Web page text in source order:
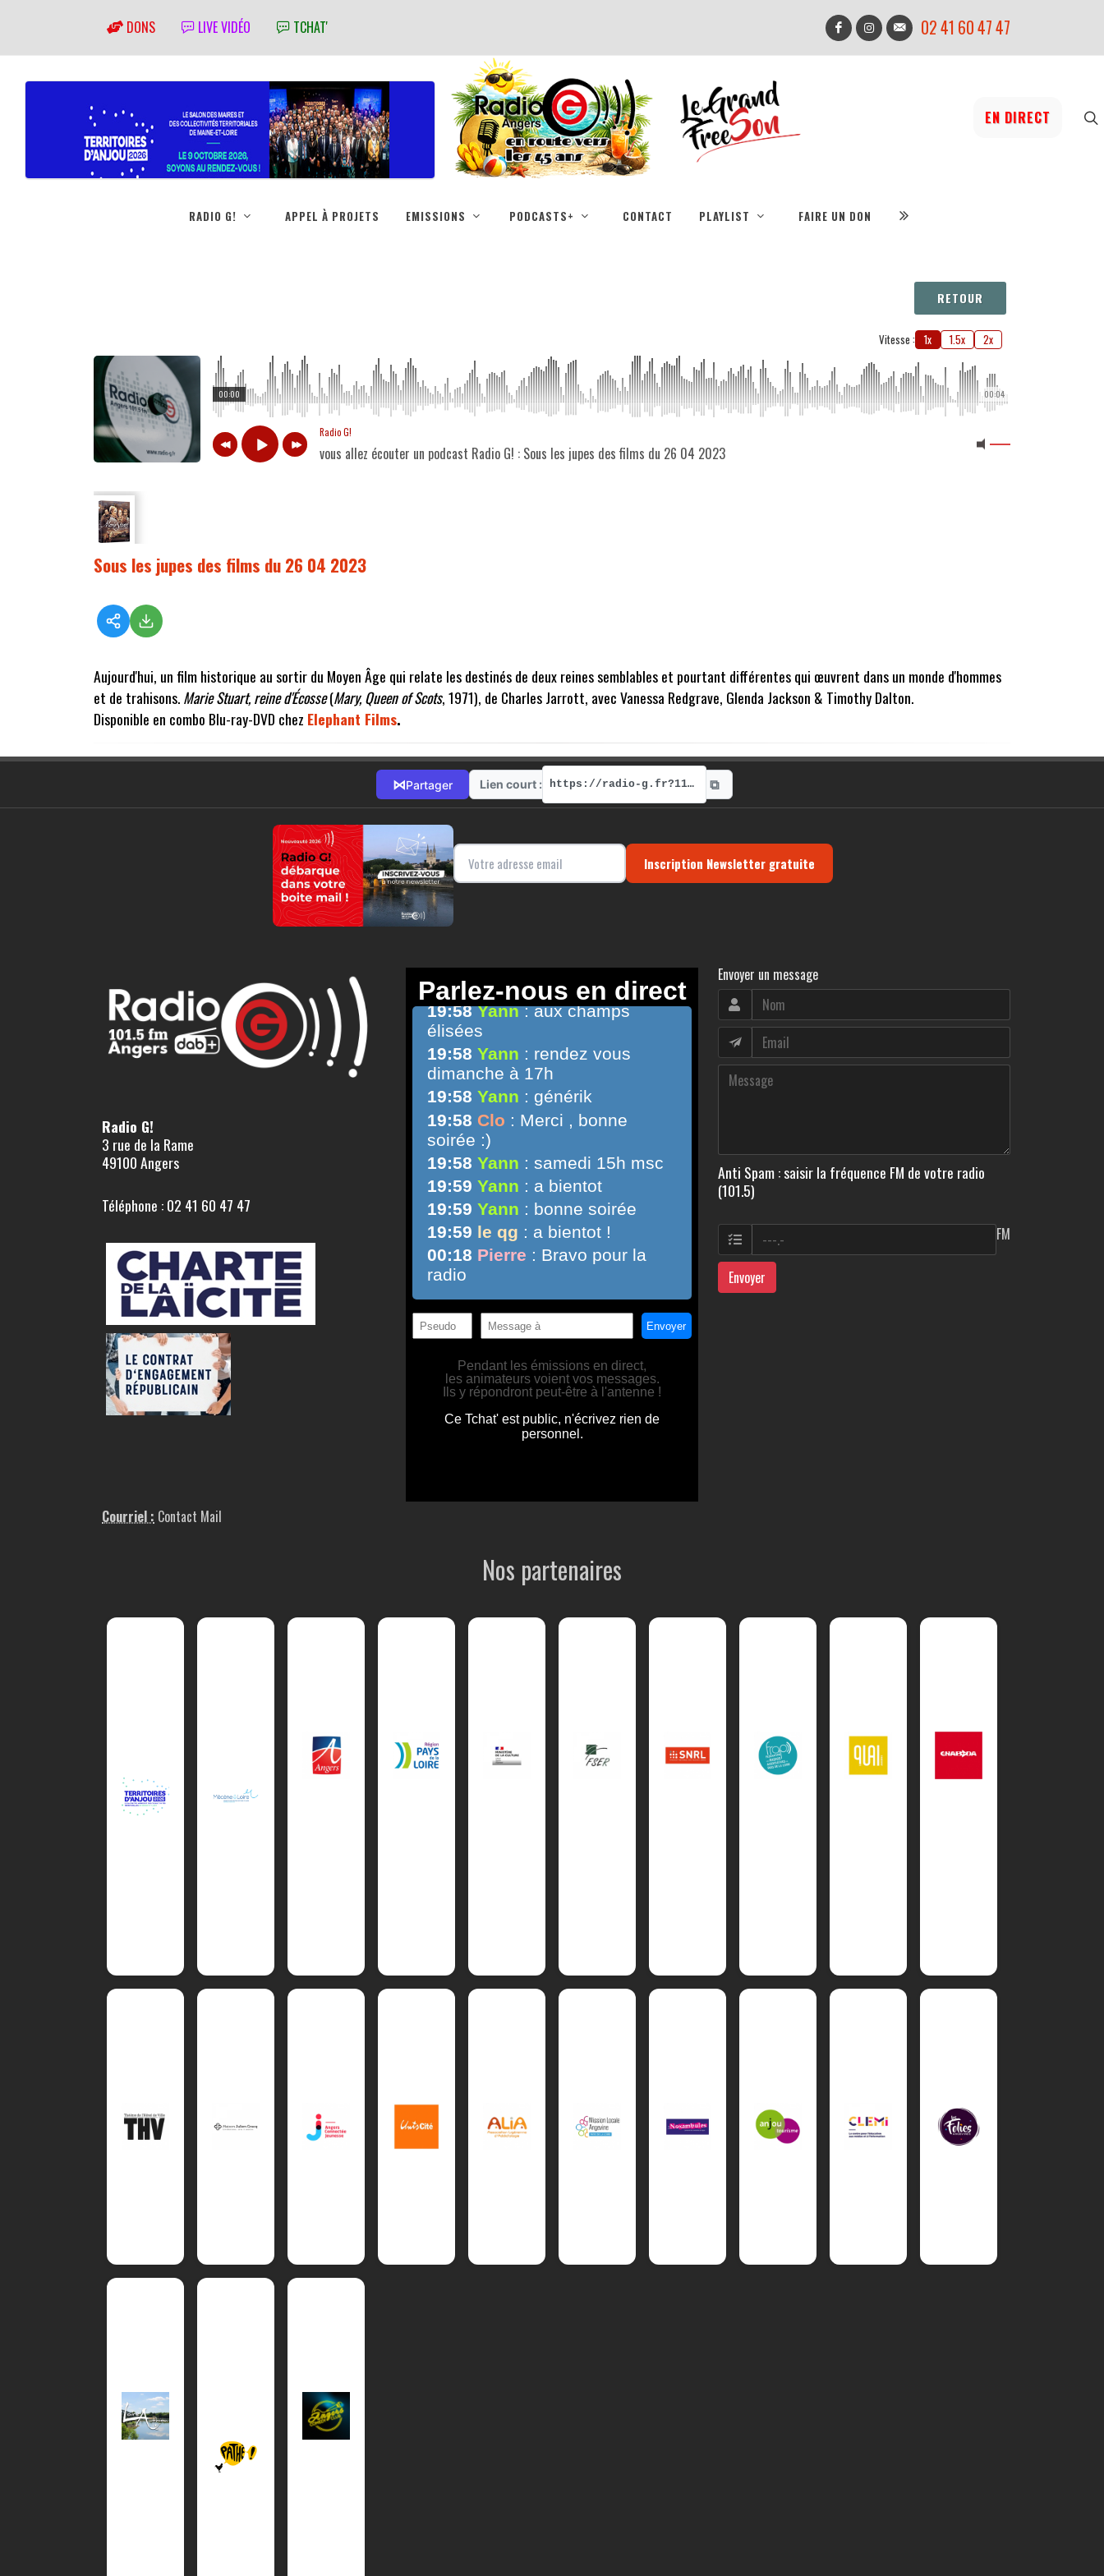
DONS LIVE VIDÉO TCHAT' 02 41 60 47 47
EN DIRECT
RADIO G! APPEL À PROJETS EMISSIONS PODCASTS+ CONTACT PLAYLIST FAIRE UN DON
RETOUR
Vitesse : 1x 1.5x 2x
00:04
00:00
Radio G!
vous allez écouter un podcast Radio G! : Sous les jupes des films du 26 04 2023
Sous les jupes des films du 26 04 2023
Aujourd'hui, un film historique au sortir du Moyen Âge qui relate les destinés de deux reines semblables et pourtant différentes qui œuvrent dans un monde d'hommes
et de trahisons.Marie Stuart, reine d'Écosse(Mary, Queen of Scots, 1971), de Charles Jarrott, avec Vanessa Redgrave, Glenda Jackson & Timothy Dalton.
Disponible en combo Blu-ray-DVD chez Elephant Films.
⋈Partager Lien court : https://radio-g.fr?11463 ⧉
Inscription Newsletter gratuite
Radio G!
3 rue de la Rame
49100 Angers
Téléphone : 02 41 60 47 47
Courriel : Contact Mail
Envoyer un message
Anti Spam : saisir la fréquence FM de votre radio
(101.5)
FM
Envoyer
Nos partenaires